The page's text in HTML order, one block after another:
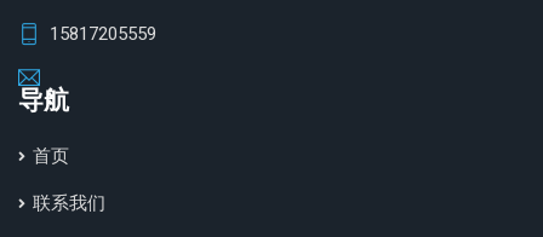
15817205559
导航
首页
联系我们